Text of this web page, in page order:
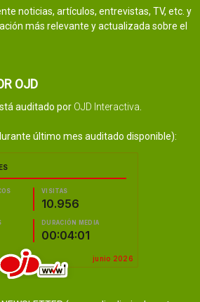
noticias, artículos, entrevistas, TV, etc. y
más relevante y actualizada sobre el
OJD
auditado por OJD Interactiva
último mes auditado disponible):